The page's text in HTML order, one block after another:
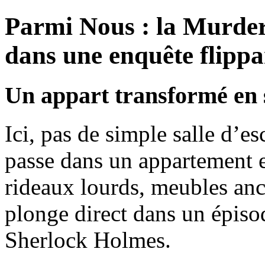
Parmi Nous : la
dans une enquête
Un appart transformé en
Ici, pas de simple salle
passe dans un
rideaux lourds, meubles
plonge direct dans un
Sherlock Holmes.